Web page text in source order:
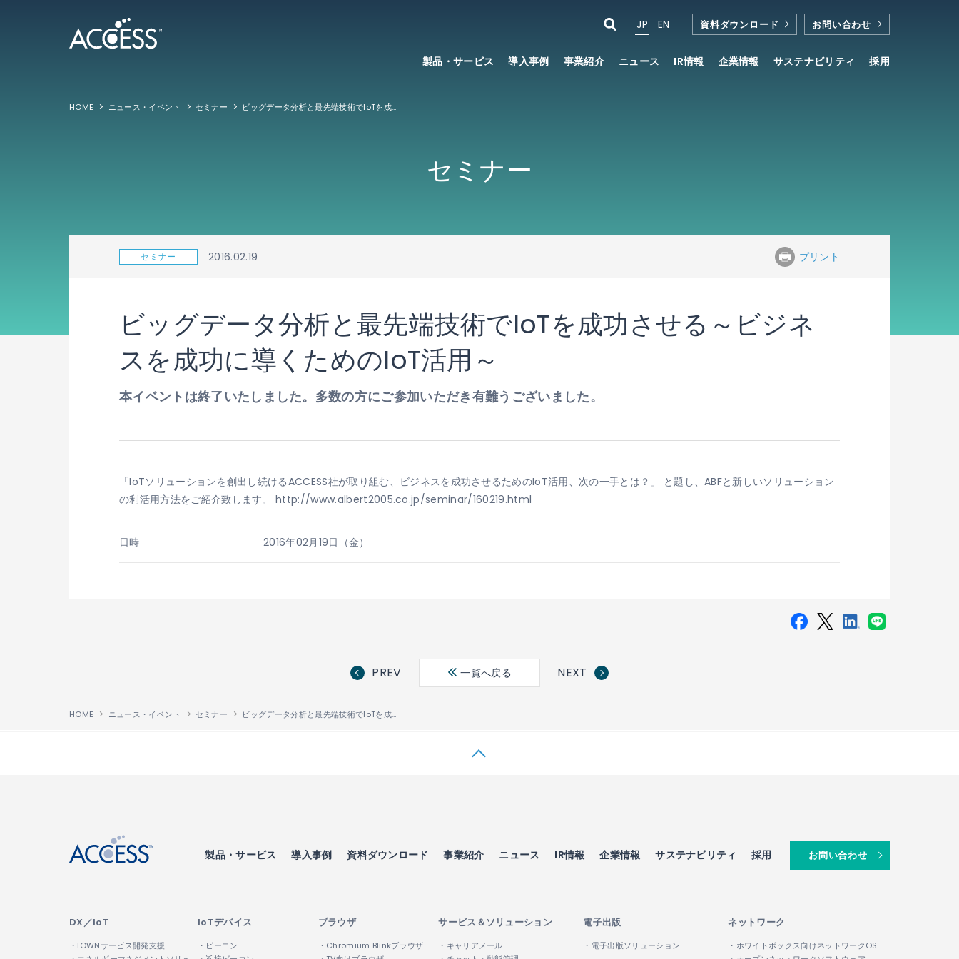
製品・サービス 導入事例 事業紹介 ニュース IR情報 企業情報 サステナビリティ 採用
JP EN 資料ダウンロード お問い合わせ
HOME ニュース・イベント セミナー ビッグデータ分析と最先端技術でIoTを成功させる～ビジネスを成功に導くためのIoT活用～
セミナー
セミナー 2016.02.19 プリント
ビッグデータ分析と最先端技術でIoTを成功させる～ビジネ
スを成功に導くためのIoT活用～
本イベントは終了いたしました。多数の方にご参加いただき有難うございました。
「IoTソリューションを創出し続けるACCESS社が取り組む、ビジネスを成功させるためのIoT活用、次の一手とは？」 と題し、ABFと新しいソリューション
の利活用方法をご紹介致します。 http://www.albert2005.co.jp/seminar/160219.html
日時 2016年02月19日（金）
PREV 一覧へ戻る NEXT
HOME ニュース・イベント セミナー ビッグデータ分析と最先端技術でIoTを成功させる～ビジネスを成功に導くためのIoT活用～
製品・サービス 導入事例 資料ダウンロード 事業紹介 ニュース IR情報 企業情報 サステナビリティ 採用 お問い合わせ
DX／IoT
・IOWNサービス開発支援
IoTデバイス
・ビーコン
ブラウザ
・Chromium Blinkブラウザ
サービス＆ソリューション
・キャリアメール
電子出版
・電子出版ソリューション
ネットワーク
・ホワイトボックス向けネットワークOS